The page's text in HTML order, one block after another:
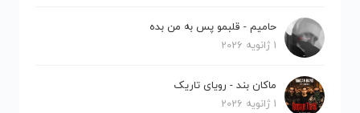
حامیم - قلبمو پس به من بده
1 ژانویه 2026
ماکان بند - رویای تاریک
1 ژانویه 2026